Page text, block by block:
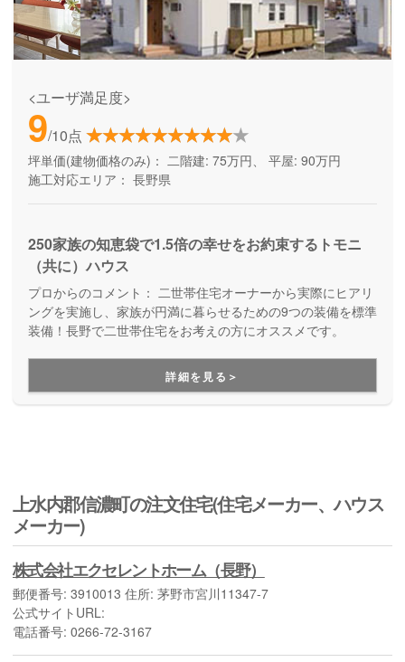
<ユーザ満足度>
9/10点
坪単価(建物価格のみ)： 二階建: 75万円、 平屋: 90万円
施工対応エリア： 長野県
250家族の知恵袋で1.5倍の幸せをお約束するトモニ
（共に）ハウス
プロからのコメント： 二世帯住宅オーナーから実際にヒアリ
ングを実施し、家族が円満に暮らせるための9つの装備を標準
装備！長野で二世帯住宅をお考えの方にオススメです。
詳細を見る＞
上水内郡信濃町の注文住宅(住宅メーカー、ハウス
メーカー)
株式会社エクセレントホーム（長野）
郵便番号: 3910013 住所: 茅野市宮川11347-7
公式サイトURL:
電話番号: 0266-72-3167